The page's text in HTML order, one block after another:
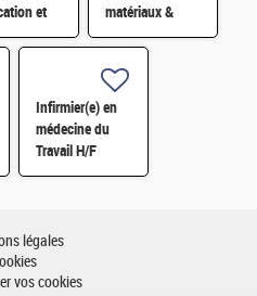
et
en
blindée
matériaux &
soudage H/F
Infirmier(e) en
médecine du
Travail H/F
légales
vos cookies